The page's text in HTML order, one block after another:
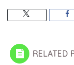
RELATED